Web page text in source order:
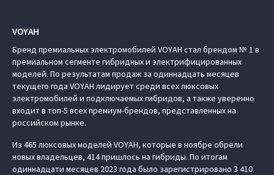
VOYAH
Бренд премиальных электромобилей VOYAH стал брендом № 1 в
премиальном сегменте гибридных и электрифицированных
моделей. По результатам продаж за одиннадцать месяцев
текущего года VOYAH лидирует среди всех люксовых
электромобилей и подключаемых гибридов, а также уверенно
входит в топ-5 всех премиум-брендов, представленных на
российском рынке.
Из 465 люксовых моделей VOYAH, которые в ноябре обрели
новых владельцев, 414 пришлось на гибриды. По итогам
одиннадцати месяцев 2023 года было зарегистрировано 3 410